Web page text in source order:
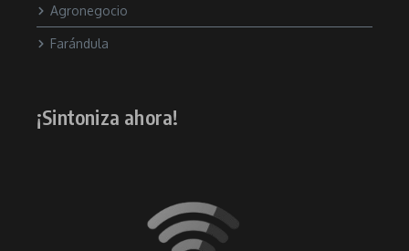
Agronegocio
Farándula
¡Sintoniza ahora!